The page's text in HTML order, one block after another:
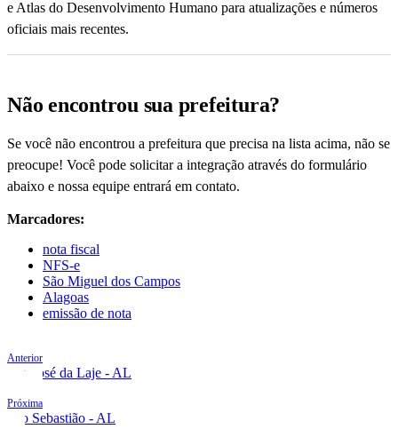
e Atlas do Desenvolvimento Humano para atualizações e números
oficiais mais recentes.
Não encontrou sua prefeitura?
Se você não encontrou a prefeitura que precisa na lista acima, não se
preocupe! Você pode solicitar a integração através do formulário
abaixo e nossa equipe entrará em contato.
Marcadores:
nota fiscal
NFS-e
São Miguel dos Campos
Alagoas
emissão de nota
Anterior
São José da Laje - AL
Próxima
São Sebastião - AL